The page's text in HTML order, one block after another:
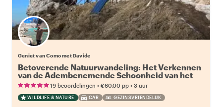
Geniet van Como met Davide
Betoverende Natuurwandeling: Het Verkennen
van de Adembenemende Schoonheid van het
Comomeer19 beoordelingen • €60.00 pp • 3 uur
WILDLIFE & NATURE CAR GEZINSVRIENDELIJK